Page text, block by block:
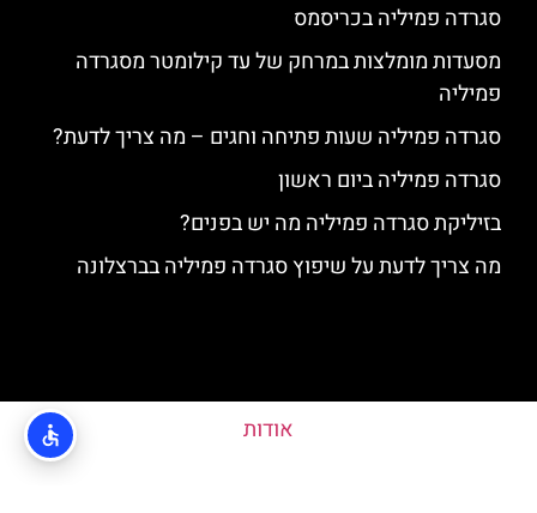
סגרדה פמיליה בכריסמס
מסעדות מומלצות במרחק של עד קילומטר מסגרדה
פמיליה
סגרדה פמיליה שעות פתיחה וחגים – מה צריך לדעת?
סגרדה פמיליה ביום ראשון
בזיליקת סגרדה פמיליה מה יש בפנים?
מה צריך לדעת על שיפוץ סגרדה פמיליה בברצלונה
אודות